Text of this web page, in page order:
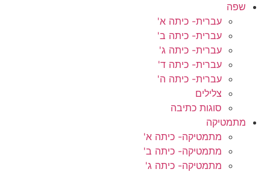
שפה
עברית- כיתה א'
עברית- כיתה ב'
עברית- כיתה ג'
עברית- כיתה ד'
עברית- כיתה ה'
צלילים
סוגות כתיבה
מתמטיקה
מתמטיקה- כיתה א'
מתמטיקה- כיתה ב'
מתמטיקה- כיתה ג'